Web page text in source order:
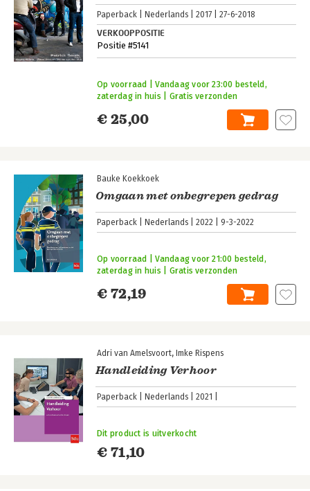
Paperback Nederlands 2017 27-6-2018
VERKOOPPOSITIE
Positie #5141
€ 25,00
Op voorraad | Vandaag voor 23:00 besteld,
zaterdag in huis | Gratis verzonden
Bauke Koekkoek
Omgaan met onbegrepen gedrag
Paperback Nederlands 2022 9-3-2022
€ 72,19
Op voorraad | Vandaag voor 21:00 besteld,
zaterdag in huis | Gratis verzonden
Adri van Amelsvoort Imke Rispens
Handleiding Verhoor
Paperback Nederlands 2021
€ 71,10
Dit product is uitverkocht